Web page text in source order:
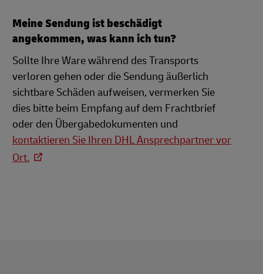
Meine Sendung ist beschädigt
angekommen, was kann ich tun?
Sollte Ihre Ware während des Transports
verloren gehen oder die Sendung äußerlich
sichtbare Schäden aufweisen, vermerken Sie
dies bitte beim Empfang auf dem Frachtbrief
oder den Übergabedokumenten und
kontaktieren Sie Ihren DHL Ansprechpartner vor
Ort.